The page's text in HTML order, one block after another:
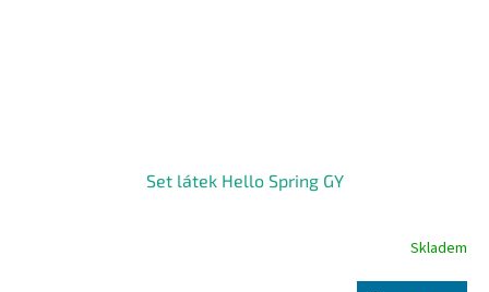
Set látek Hello Spring GY
Skladem